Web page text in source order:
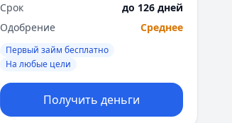
Срок
до 126 дней
Одобрение
Среднее
Первый займ бесплатно
На любые цели
Получить деньги